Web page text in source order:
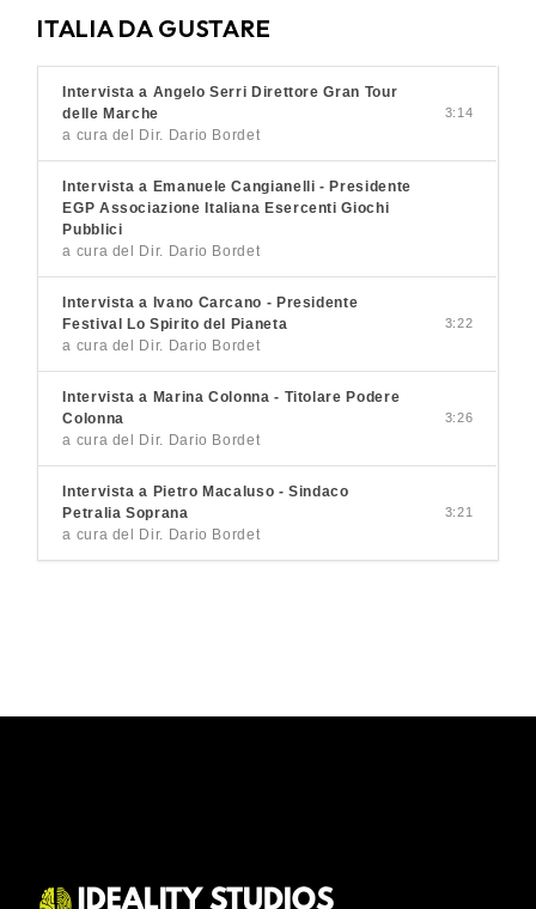
ITALIA DA GUSTARE
Intervista a Angelo Serri Direttore Gran Tour
delle Marche
a cura del Dir. Dario Bordet
3:14
Intervista a Emanuele Cangianelli - Presidente
EGP Associazione Italiana Esercenti Giochi
Pubblici
a cura del Dir. Dario Bordet
Intervista a Ivano Carcano - Presidente
Festival Lo Spirito del Pianeta
a cura del Dir. Dario Bordet
3:22
Intervista a Marina Colonna - Titolare Podere
Colonna
a cura del Dir. Dario Bordet
3:26
Intervista a Pietro Macaluso - Sindaco
Petralia Soprana
a cura del Dir. Dario Bordet
3:21